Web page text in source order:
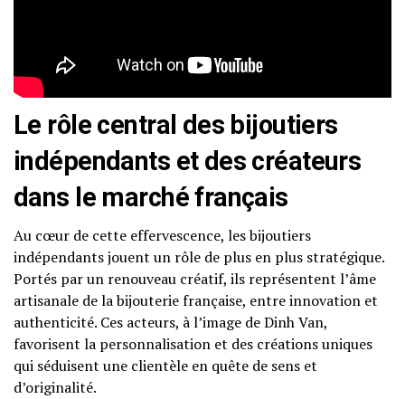
Le rôle central des bijoutiers
indépendants et des créateurs
dans le marché français
Au cœur de cette effervescence, les bijoutiers
indépendants jouent un rôle de plus en plus stratégique.
Portés par un renouveau créatif, ils représentent l’âme
artisanale de la bijouterie française, entre innovation et
authenticité. Ces acteurs, à l’image de Dinh Van,
favorisent la personnalisation et des créations uniques
qui séduisent une clientèle en quête de sens et
d’originalité.